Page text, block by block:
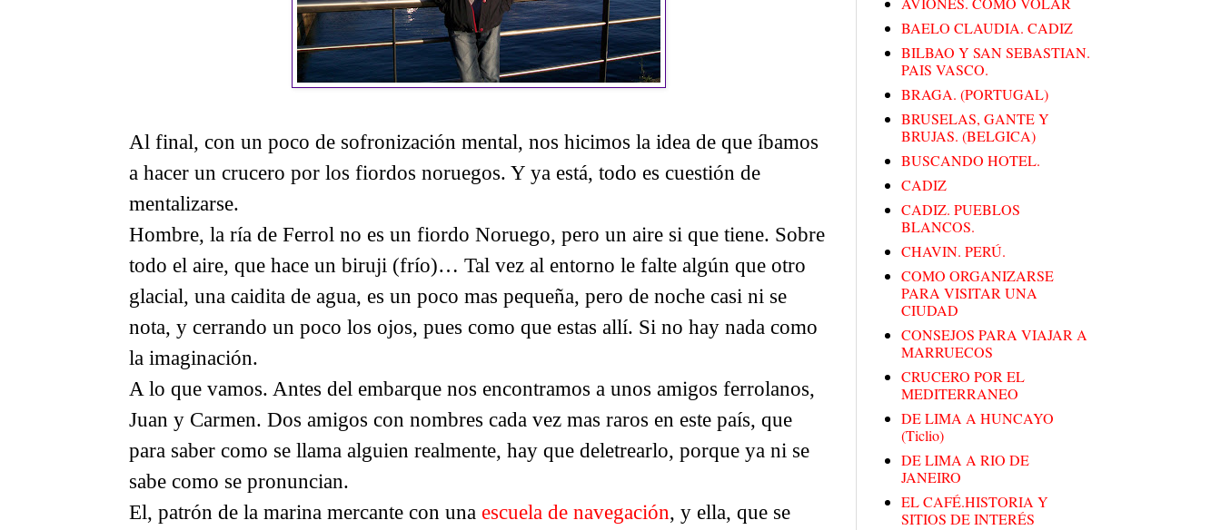
Al final, con un poco de sofronización mental, nos hicimos la idea de que íbamos
a hacer un crucero por los fiordos noruegos. Y ya está, todo es cuestión de
mentalizarse.
Hombre, la ría de Ferrol no es un fiordo Noruego, pero un aire si que tiene. Sobre
todo el aire, que hace un biruji (frío)… Tal vez al entorno le falte algún que otro
glacial, una caidita de agua, es un poco mas pequeña, pero de noche casi ni se
nota, y cerrando un poco los ojos, pues como que estas allí. Si no hay nada como
la imaginación.
A lo que vamos. Antes del embarque nos encontramos a unos amigos ferrolanos,
Juan y Carmen. Dos amigos con nombres cada vez mas raros en este país, que
para saber como se llama alguien realmente, hay que deletrearlo, porque ya ni se
sabe como se pronuncian.
El, patrón de la marina mercante con una escuela de navegación, y ella, que se
BAELO CLAUDIA. CADIZ
BILBAO Y SAN SEBASTIAN.
PAIS VASCO.
BRAGA. (PORTUGAL)
BRUSELAS, GANTE Y
BRUJAS. (BELGICA)
BUSCANDO HOTEL.
CADIZ
CADIZ. PUEBLOS
BLANCOS.
CHAVIN. PERÚ.
COMO ORGANIZARSE
PARA VISITAR UNA
CIUDAD
CONSEJOS PARA VIAJAR A
MARRUECOS
CRUCERO POR EL
MEDITERRANEO
DE LIMA A HUNCAYO
(Ticlio)
DE LIMA A RIO DE
JANEIRO
EL CAFÉ.HISTORIA Y
SITIOS DE INTERÉS